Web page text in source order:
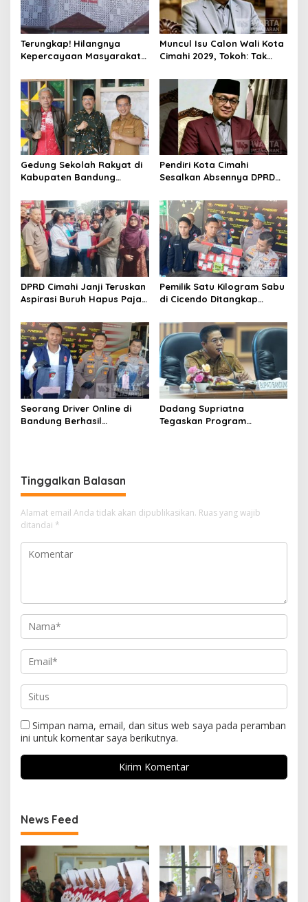
Terungkap! Hilangnya
Kepercayaan Masyarakat
Rebranding RSUD Cibabat
Muncul Isu Calon Wali Kota
Cimahi 2029, Tokoh: Tak
Legitimasi Parpol
Gedung Sekolah Rakyat di
Kabupaten Bandung
Siap Tampung Dua Ribu
Siswa
Pendiri Kota Cimahi
Sesalkan Absennya DPRD
Rebranding RSUD Cibabat
DPRD Cimahi Janji Teruskan
Aspirasi Buruh Hapus Pajak
dan DPR
Pemilik Satu Kilogram Sabu
di Cicendo Ditangkap
Seorang Driver Online di
Bandung Berhasil
Dadang Supriatna
Tegaskan Program
Tinggalkan Balasan
Alamat email Anda tidak akan dipublikasikan. Ruas yang wajib
ditandai *
Simpan nama, email, dan situs web saya pada peramban
ini untuk komentar saya berikutnya.
News Feed